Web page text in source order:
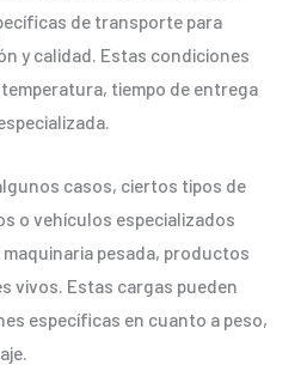
de transporte para
y calidad. Estas condiciones
tiempo de entrega
casos, ciertos tipos de
o vehículos especializados
pesada, productos
vivos. Estas cargas pueden
específicas en cuanto a peso,